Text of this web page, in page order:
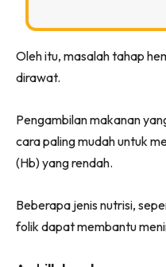
Oleh itu, masalah tahap
dirawat.
Pengambilan makanan
cara paling mudah untuk
(Hb) yang rendah.
Beberapa jenis nutrisi,
folik dapat membantu